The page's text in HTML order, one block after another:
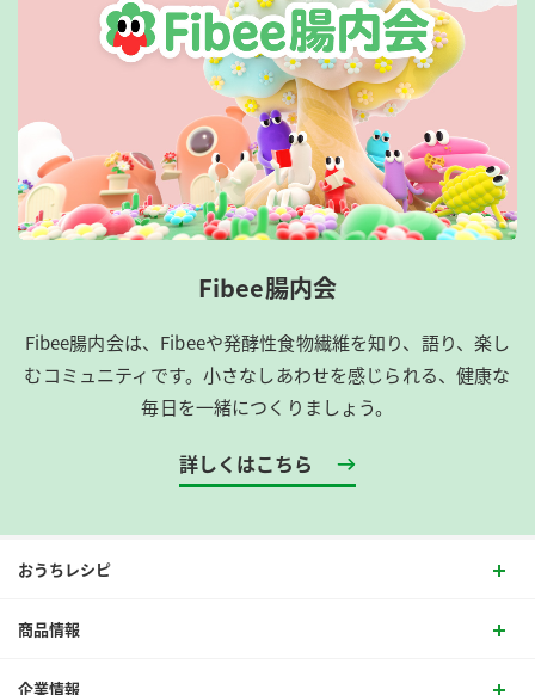
Fibee腸内会
Fibee腸内会は、​Fibeeや発酵性食物繊維を知り、語り、楽し
むコミュニティです。​小さなしあわせを感じられる、健康な
毎日を一緒につくりましょう。
詳しくはこちら
おうちレシピ
商品情報
企業情報